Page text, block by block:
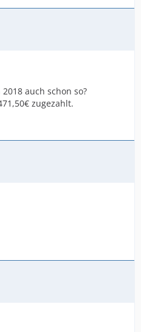
auch schon so?
zugezahlt.